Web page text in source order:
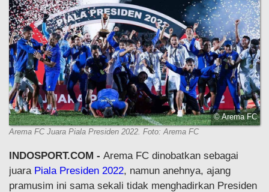
© Arema FC
Arema FC Juara Piala Presiden 2022. Foto: Arema FC
INDOSPORT.COM - Arema FC dinobatkan sebagai
juara Piala Presiden 2022, namun anehnya, ajang
pramusim ini sama sekali tidak menghadirkan Presiden